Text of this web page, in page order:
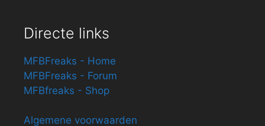
Directe links
MFBFreaks - Home
MFBFreaks - Forum
MFBfreaks - Shop
Algemene voorwaarden